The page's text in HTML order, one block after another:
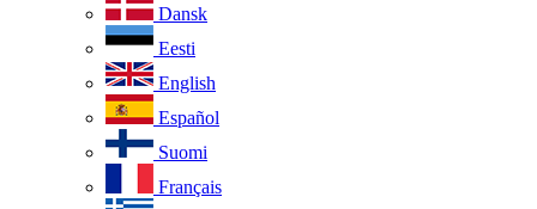
Dansk
Eesti
English
Español
Suomi
Français